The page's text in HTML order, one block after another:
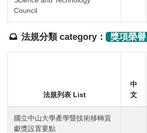
Council
法規分類 category： 獎項榮譽
法規列表 List
中
文
國立中山大學產學暨技術移轉貢
獻獎設置要點